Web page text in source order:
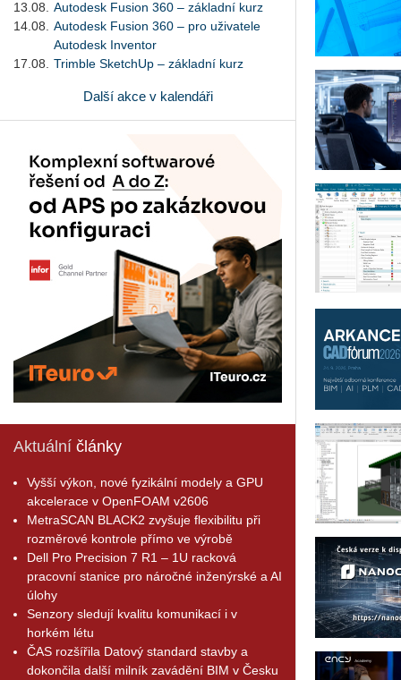
13.08.
Autodesk Fusion 360 – základní kurz
14.08.
Autodesk Fusion 360 – pro uživatele
Autodesk Inventor
17.08.
Trimble SketchUp – základní kurz
Další akce v kalendáři
Aktuální články
Vyšší výkon, nové fyzikální modely a GPU
akcelerace v OpenFOAM v2606
MetraSCAN BLACK2 zvyšuje flexibilitu při
rozměrové kontrole přímo ve výrobě
Dell Pro Precision 7 R1 – 1U racková
pracovní stanice pro náročné inženýrské a AI
úlohy
Senzory sledují kvalitu komunikací i v
horkém létu
ČAS rozšířila Datový standard stavby a
dokončila další milník zavádění BIM v Česku